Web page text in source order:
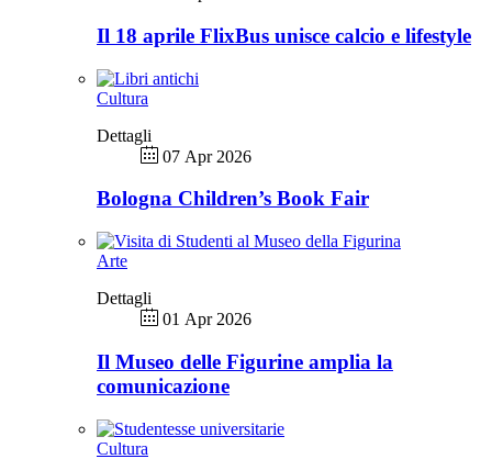
Il 18 aprile FlixBus unisce calcio e lifestyle
Cultura
Dettagli
07 Apr 2026
Bologna Children’s Book Fair
Arte
Dettagli
01 Apr 2026
Il Museo delle Figurine amplia la
comunicazione
Cultura